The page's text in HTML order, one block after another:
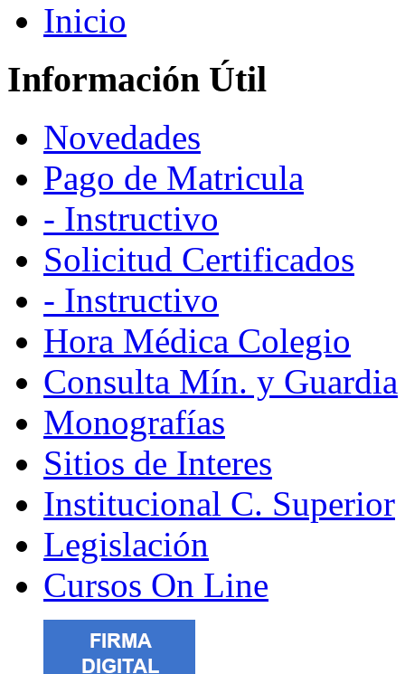
Inicio
Información Útil
Novedades
Pago de Matricula
- Instructivo
Solicitud Certificados
- Instructivo
Hora Médica Colegio
Consulta Mín. y Guardia
Monografías
Sitios de Interes
Institucional C. Superior
Legislación
Cursos On Line